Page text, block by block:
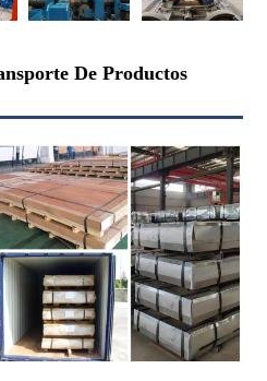
De Productos